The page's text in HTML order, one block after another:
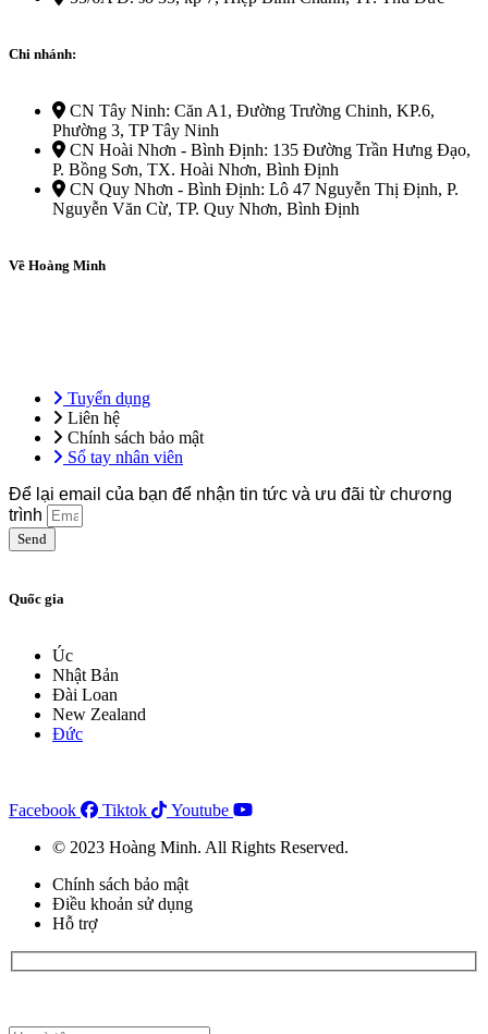
Chi nhánh:
CN Tây Ninh: Căn A1, Đường Trường Chinh, KP.6,
Phường 3, TP Tây Ninh
CN Hoài Nhơn - Bình Định: 135 Đường Trần Hưng Đạo,
P. Bồng Sơn, TX. Hoài Nhơn, Bình Định
CN Quy Nhơn - Bình Định: Lô 47 Nguyễn Thị Định, P.
Nguyễn Văn Cừ, TP. Quy Nhơn, Bình Định
Về Hoàng Minh
Tuyển dụng
Liên hệ
Chính sách bảo mật
Sổ tay nhân viên
Để lại email của bạn để nhận tin tức và ưu đãi từ chương
trình
Send
Quốc gia
Úc
Nhật Bản
Đài Loan
New Zealand
Đức
Facebook Tiktok
Youtube
© 2023 Hoàng Minh. All Rights Reserved.
Chính sách bảo mật
Điều khoản sử dụng
Hỗ trợ